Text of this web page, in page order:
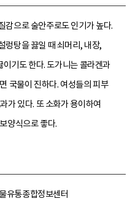
감으로 술안주로도 인기가 높다.
렁탕을 끓일 때 쇠머리, 내장,
기도 한다. 도가니는 콜라겐과
국물이 진하다. 여성들의 피부
가 있다. 또 소화가 용이하여
양식으로 좋다.
유통종합정보센터